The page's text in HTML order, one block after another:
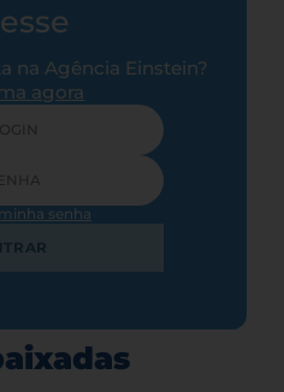
na Agência Einstein?
agora
senha